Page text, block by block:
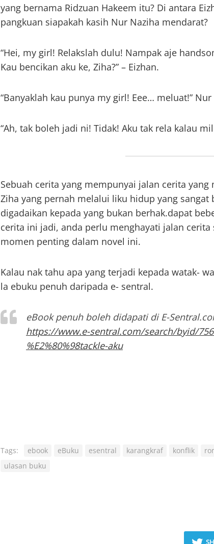
yang bernama Ridzuan Hakeem itu? Di antara
pangkuan siapakah kasih Nur Naziha mendarat?
“Hei, my girl! Relakslah dulu! Nampak aje
Kau bencikan aku ke, Ziha?” – Eizhan.
“Banyaklah kau punya my girl! Eee… meluat!” Nur
“Ah, tak boleh jadi ni! Tidak! Aku tak rela kalau
Sebuah cerita yang mempunyai jalan cerita
Ziha yang pernah melalui liku hidup yang
digadaikan kepada yang bukan berhak.dapat
cerita ini jadi, anda perlu menghayati jalan
momen penting dalam novel ini.
Kalau nak tahu apa yang terjadi kepada watak-
la ebuku penuh daripada e- sentral.
eBook penuh boleh didapati di E-
https://www.e-sentral.com/search/byid/
%E2%80%98tackle-aku
Tags: ebook eBuku esentral karangkraf konflik
ulasan buku